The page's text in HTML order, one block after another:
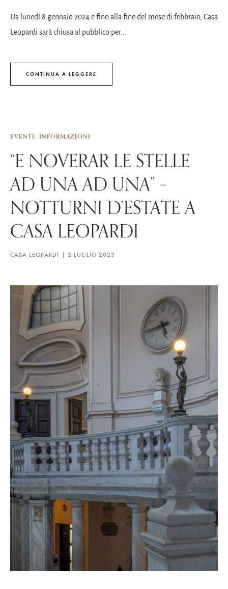
Da lunedì 8 gennaio 2024 e fino alla fine del mese di febbraio, Casa
Leopardi sarà chiusa al pubblico per...
CONTINUA A LEGGERE
EVENTI INFORMAZIONI
“E NOVERAR LE STELLE
AD UNA AD UNA” –
NOTTURNI D’ESTATE A
CASA LEOPARDI
CASA LEOPARDI 2 LUGLIO 2023